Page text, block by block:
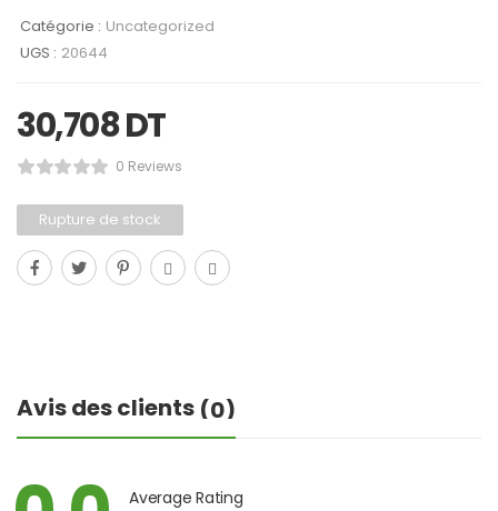
Catégorie : Uncategorized
UGS : 20644
30,708DT
0 Reviews
Rupture de stock
Avis des clients (0)
Average Rating